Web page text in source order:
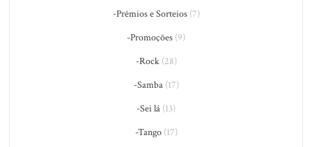
-Prêmios e Sorteios(7)
-Promoções (9)
-Rock(28)
-Samba(17)
-Sei lá (13)
-Tango(17)